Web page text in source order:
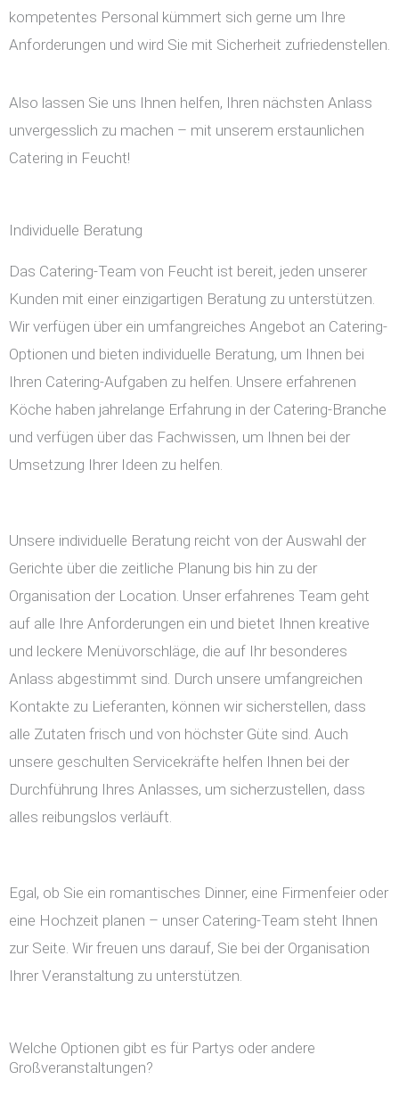
kompetentes Personal kümmert sich gerne um Ihre
Anforderungen und wird Sie mit Sicherheit zufriedenstellen.
Also lassen Sie uns Ihnen helfen, Ihren nächsten Anlass
unvergesslich zu machen – mit unserem erstaunlichen
Catering in Feucht!
Individuelle Beratung
Das Catering-Team von Feucht ist bereit, jeden unserer
Kunden mit einer einzigartigen Beratung zu unterstützen.
Wir verfügen über ein umfangreiches Angebot an Catering-
Optionen und bieten individuelle Beratung, um Ihnen bei
Ihren Catering-Aufgaben zu helfen. Unsere erfahrenen
Köche haben jahrelange Erfahrung in der Catering-Branche
und verfügen über das Fachwissen, um Ihnen bei der
Umsetzung Ihrer Ideen zu helfen.
Unsere individuelle Beratung reicht von der Auswahl der
Gerichte über die zeitliche Planung bis hin zu der
Organisation der Location. Unser erfahrenes Team geht
auf alle Ihre Anforderungen ein und bietet Ihnen kreative
und leckere Menüvorschläge, die auf Ihr besonderes
Anlass abgestimmt sind. Durch unsere umfangreichen
Kontakte zu Lieferanten, können wir sicherstellen, dass
alle Zutaten frisch und von höchster Güte sind. Auch
unsere geschulten Servicekräfte helfen Ihnen bei der
Durchführung Ihres Anlasses, um sicherzustellen, dass
alles reibungslos verläuft.
Egal, ob Sie ein romantisches Dinner, eine Firmenfeier oder
eine Hochzeit planen – unser Catering-Team steht Ihnen
zur Seite. Wir freuen uns darauf, Sie bei der Organisation
Ihrer Veranstaltung zu unterstützen.
Welche Optionen gibt es für Partys oder andere
Großveranstaltungen?